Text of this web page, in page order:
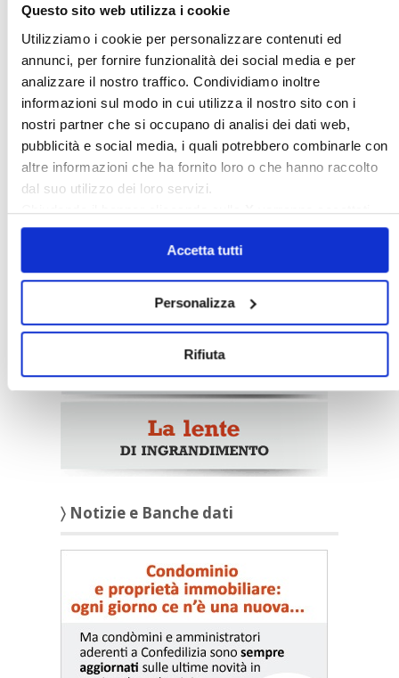
Questo sito web utilizza i cookie
Utilizziamo i cookie per personalizzare contenuti ed
annunci, per fornire funzionalità dei social media e per
analizzare il nostro traffico. Condividiamo inoltre
informazioni sul modo in cui utilizza il nostro sito con i
nostri partner che si occupano di analisi dei dati web,
pubblicità e social media, i quali potrebbero combinarle con
altre informazioni che ha fornito loro o che hanno raccolto
dal suo utilizzo dei loro servizi.
Chiudendo il banner cliccando sullaXverranno accettati
solo i cookie necessari.
Accetta tutti
Personalizza
Rifiuta
Italia Oggi – Luglio 2026
〉 Rubriche
〉 Notizie e Banche dati